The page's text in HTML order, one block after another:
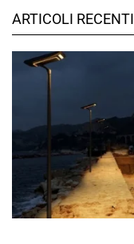
ARTICOLI RECENTI